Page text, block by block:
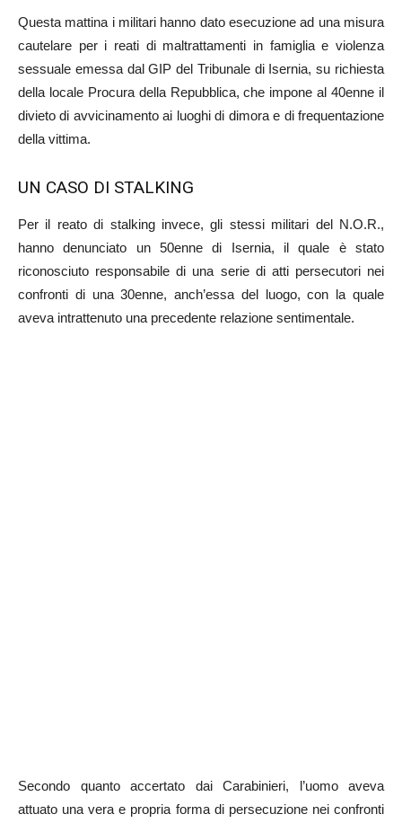
Questa mattina i militari hanno dato esecuzione ad una misura
cautelare per i reati di maltrattamenti in famiglia e violenza
sessuale emessa dal GIP del Tribunale di Isernia, su richiesta
della locale Procura della Repubblica, che impone al 40enne il
divieto di avvicinamento ai luoghi di dimora e di frequentazione
della vittima.
UN CASO DI STALKING
Per il reato di stalking invece, gli stessi militari del N.O.R.,
hanno denunciato un 50enne di Isernia, il quale è stato
riconosciuto responsabile di una serie di atti persecutori nei
confronti di una 30enne, anch’essa del luogo, con la quale
aveva intrattenuto una precedente relazione sentimentale.
Secondo quanto accertato dai Carabinieri, l’uomo aveva
attuato una vera e propria forma di persecuzione nei confronti